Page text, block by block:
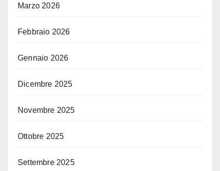
Marzo 2026
Febbraio 2026
Gennaio 2026
Dicembre 2025
Novembre 2025
Ottobre 2025
Settembre 2025